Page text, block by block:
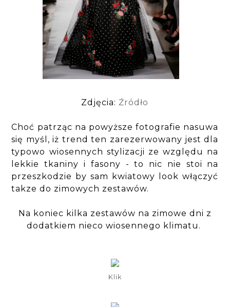
Zdjęcia: Źródło
Choć patrząc na powyższe fotografie nasuwa
się myśl, iż trend ten zarezerwowany jest dla
typowo wiosennych stylizacji ze względu na
lekkie tkaniny i fasony - to nic nie stoi na
przeszkodzie by sam kwiatowy look włączyć
takze do zimowych zestawów.
Na koniec kilka zestawów na zimowe dni z
dodatkiem nieco wiosennego klimatu.
Klik